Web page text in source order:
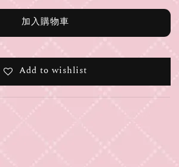
加入購物車
Add to wishlist